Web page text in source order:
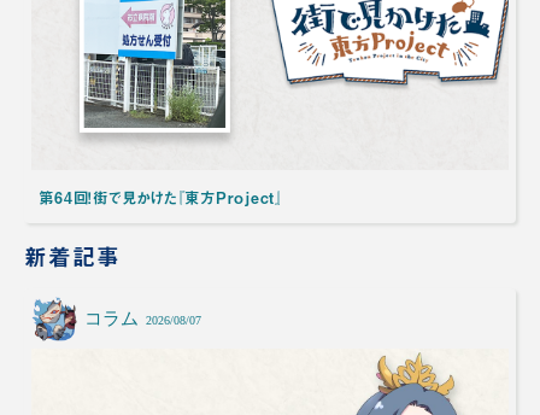
第64回！街で見かけた『東方Project』
新着記事
コラム 2026/08/07